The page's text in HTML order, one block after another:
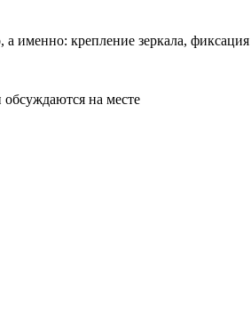
именно: крепление зеркала,
на месте